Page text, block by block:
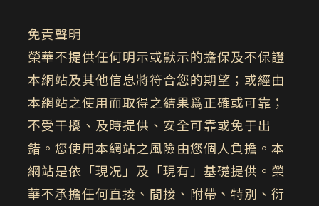
免責聲明
榮華不提供任何明示或默示的擔保及不保證
本網站及其他信息將符合您的期望；或經由
本網站之使用而取得之結果爲正確或可靠；
不受干擾、及時提供、安全可靠或免于出
錯。您使用本網站之風險由您個人負擔。本
網站是依「現况」及「現有」基礎提供。榮
華不承擔任何直接、間接、附帶、特別、衍